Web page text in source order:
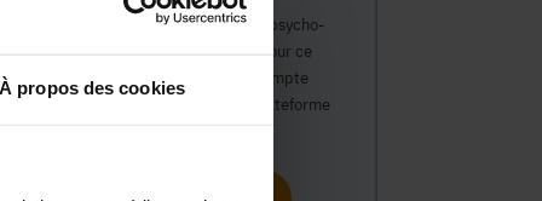
À propos des cookies
Vous travaillez déjà dans le secteur psycho-
médico-social ou avez un intérêt pour ce
secteur et souhaitez obtenir un compte
personnel pour interagir sur notre plateforme